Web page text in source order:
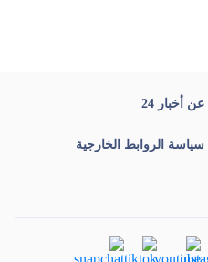
عن أخبار 24
سياسة الروابط الخارجية